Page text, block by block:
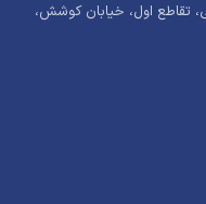
تقاطع اول، خیابان کوشش،